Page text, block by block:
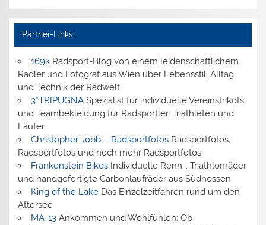
Partner-Links
169kRadsport-Blog von einem leidenschaftlichem
Radler und Fotograf aus Wien über Lebensstil, Alltag
und Technik der Radwelt
3*TRIPUGNASpezialist für individuelle Vereinstrikots
und Teambekleidung für Radsportler, Triathleten und
Läufer
Christopher Jobb – RadsportfotosRadsportfotos,
Radsportfotos und noch mehr Radsportfotos
Frankenstein BikesIndividuelle Renn-, Triathlonräder
und handgefertigte Carbonlaufräder aus Südhessen
King of the LakeDas Einzelzeitfahren rund um den
Attersee
MA-13Ankommen und Wohlfühlen: Ob